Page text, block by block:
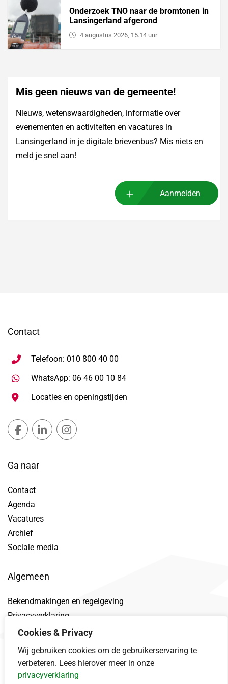
Cookies & Privacy
Wij gebruiken cookies om de gebruikerservaring te
verbeteren. Lees hierover meer in onze
privacyverklaring
Onderzoek TNO naar de bromtonen in
Lansingerland afgerond
4 augustus 2026, 15.14 uur
Mis geen nieuws van de gemeente!
Nieuws, wetenswaardigheden, informatie over
evenementen en activiteiten en vacatures in
Lansingerland in je digitale brievenbus? Mis niets en
meld je snel aan!
Aanmelden
Contact
Telefoon: 010 800 40 00
WhatsApp: 06 46 00 10 84Stuur WhatsApp bericht,
Locaties en openingstijden
Gemeente Lansingerland Facebook, opent in nieuw
Gemeente Lansingerland LinkedIn, opent in
Ga naar
Contact
Agenda
Vacatures
Archief
Sociale media
Algemeen
Bekendmakingen en regelgeving
Privacyverklaring
Toegankelijkheidsverklaring
Datalek